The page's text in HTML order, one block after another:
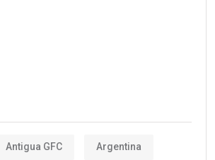
Antigua GFC Argentina